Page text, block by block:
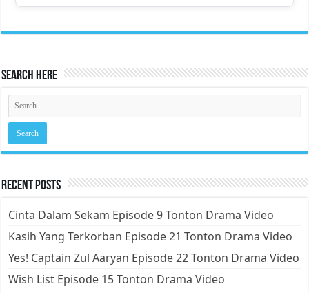
Search Here
Recent Posts
Cinta Dalam Sekam Episode 9 Tonton Drama Video
Kasih Yang Terkorban Episode 21 Tonton Drama Video
Yes! Captain Zul Aaryan Episode 22 Tonton Drama Video
Wish List Episode 15 Tonton Drama Video